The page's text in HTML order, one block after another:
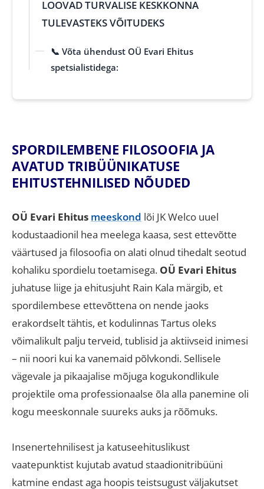
LOOVAD TURVALISE KESKKONNA
TULEVASTEKS VÕITUDEKS
📞 Võta ühendust OÜ Evari Ehitus
spetsialistidega:
SPORDILEMBENE FILOSOOFIA JA
AVATUD TRIBÜÜNIKATUSE
EHITUSTEHNILISED NÕUDED
OÜ Evari Ehitus meeskond lõi JK Welco uuel
kodustaadionil hea meelega kaasa, sest ettevõtte
väärtused ja filosoofia on alati olnud tihedalt seotud
kohaliku spordielu toetamisega. OÜ Evari Ehitus
juhatuse liige ja ehitusjuht Rain Kala märgib, et
spordilembese ettevõttena on nende jaoks
erakordselt tähtis, et kodulinnas Tartus oleks
võimalikult palju terveid, tublisid ja aktiivseid inimesi
– nii noori kui ka vanemaid põlvkondi. Sellisele
vägevale ja pikaajalise mõjuga kogukondlikule
projektile oma professionaalse õla alla panemine oli
kogu meeskonnale suureks auks ja rõõmuks.
Insenertehnilisest ja katuseehituslikust
vaatepunktist kujutab avatud staadionitribüüni
katmine endast aga hoopis teistsugust väljakutset